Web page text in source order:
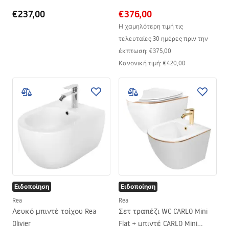
€237,00 €376,00
Η χαμηλότερη τιμή τις
τελευταίες 30 ημέρες πριν την
έκπτωση: €375,00
Κανονική τιμή: €420,00
Ειδοποίηση
Rea
Λευκό μπιντέ τοίχου Rea
Olivier
Ειδοποίηση
Rea
Σετ τραπέζι WC CARLO Mini
Flat + μπιντέ CARLO Mini